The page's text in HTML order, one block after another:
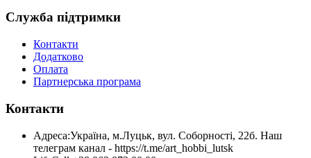
Служба підтримки
Контакти
Додатково
Оплата
Партнерська програма
Контакти
Адреса:Україна, м.Луцьк, вул. Соборності, 22б. Наш
телеграм канал - https://t.me/art_hobbi_lutsk